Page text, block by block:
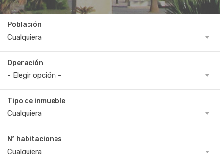
Población
Cualquiera
Operación
- Elegir opción -
Tipo de inmueble
Cualquiera
Nº habitaciones
Cualquiera